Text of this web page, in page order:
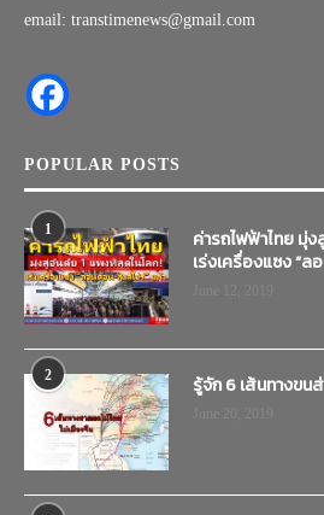
email: transtimenews@gmail.com
POPULAR POSTS
1
ค่ารถไฟฟ้าไทย มุ่
เร่งเครื่องแซง “
2 รู้จัก 6 เส้นทางขน